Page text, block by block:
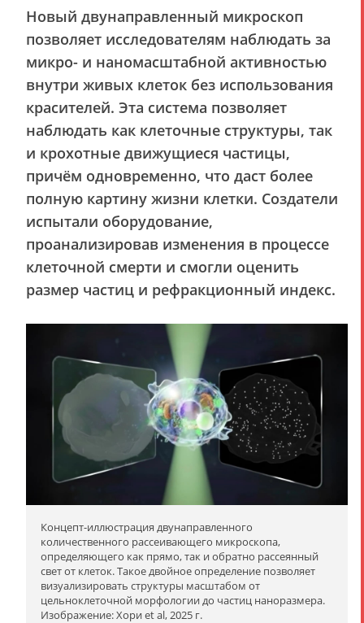
Новый двунаправленный микроскоп
позволяет исследователям наблюдать за
микро- и наномасштабной активностью
внутри живых клеток без использования
красителей. Эта система позволяет
наблюдать как клеточные структуры, так
и крохотные движущиеся частицы,
причём одновременно, что даст более
полную картину жизни клетки. Создатели
испытали оборудование,
проанализировав изменения в процессе
клеточной смерти и смогли оценить
размер частиц и рефракционный индекс.
Концепт-иллюстрация двунаправленного
количественного рассеивающего микроскопа,
определяющего как прямо, так и обратно рассеянный
свет от клеток. Такое двойное определение позволяет
визуализировать структуры масштабом от
цельноклеточной морфологии до частиц наноразмера.
Изображение: Хори et al, 2025 г.